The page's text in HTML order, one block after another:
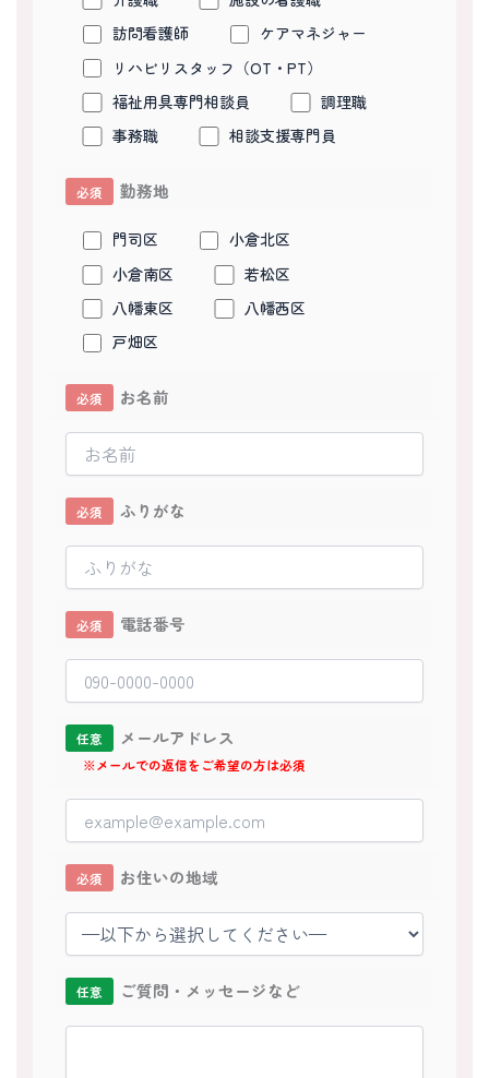
訪問看護師
ケアマネジャー
リハビリスタッフ（OT・PT）
福祉用具専門相談員
調理職
事務職
相談支援専門員
必須 勤務地
門司区
小倉北区
小倉南区
若松区
八幡東区
八幡西区
戸畑区
必須 お名前
必須 ふりがな
必須 電話番号
任意 メールアドレス
※メールでの返信をご希望の方は必須
必須 お住いの地域
任意 ご質問・メッセージなど